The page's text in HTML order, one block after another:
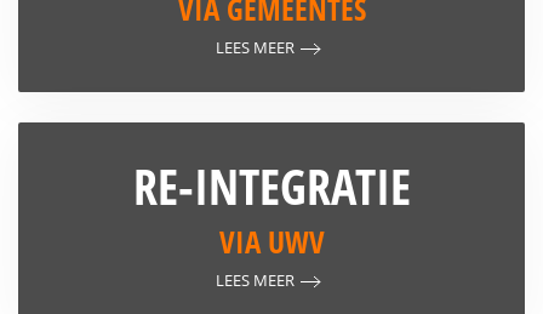
VIA GEMEENTES
LEES MEER
RE-INTEGRATIE
VIA UWV
LEES MEER